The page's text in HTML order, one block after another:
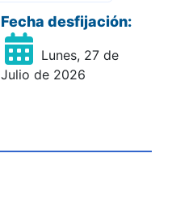
Fecha desfijación:
Lunes, 27 de
Julio de 2026